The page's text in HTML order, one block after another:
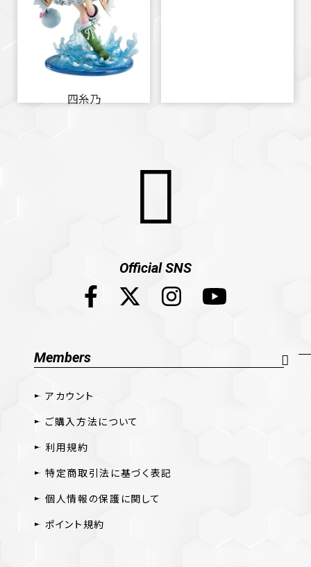
四糸乃
Official SNS
Members
アカウント
ご購入方法について
利用規約
特定商取引法に基づく表記
個人情報の保護に関して
ポイント規約